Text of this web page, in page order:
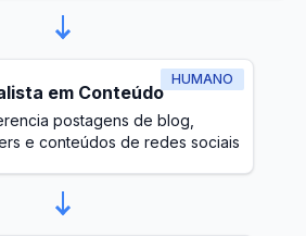
HUMANO
em Conteúdo
postagens de blog,
e conteúdos de redes sociais